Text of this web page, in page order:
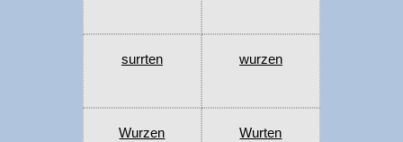
surrten wurzen
Wurzen Wurten